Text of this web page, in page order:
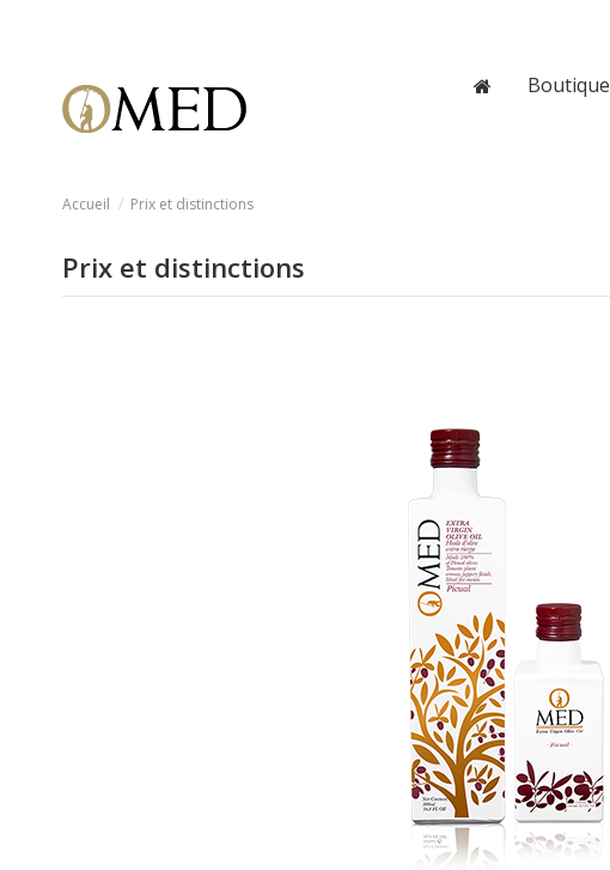
Accueil Prix et distinctions
Prix et distinctions